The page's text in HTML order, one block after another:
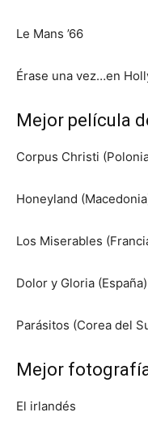
Le Mans ’66
Érase una vez…en
Mejor película
Corpus Christi
Honeyland
Los Miserables
Dolor y Gloria (España)
Parásitos (Corea del
Mejor
El irlandés